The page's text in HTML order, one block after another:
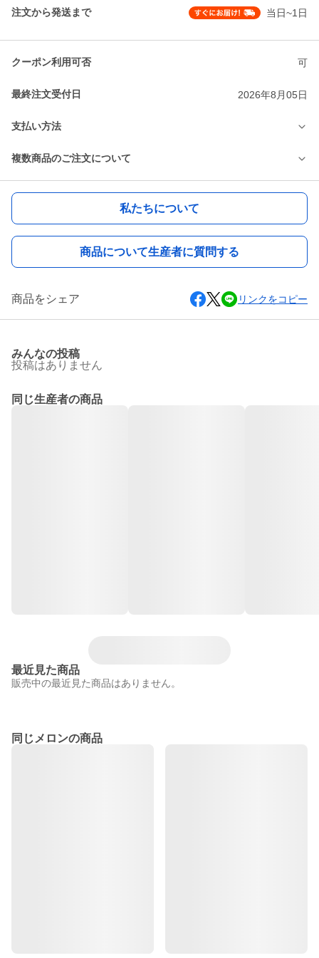
注文から発送まで 当日~1日
クーポン利用可否 可
最終注文受付日 2026年8月05日
支払い方法
複数商品のご注文について
私たちについて
商品について生産者に質問する
商品をシェア リンクをコピー
みんなの投稿
投稿はありません
同じ生産者の商品
最近見た商品
販売中の最近見た商品はありません。
同じメロンの商品